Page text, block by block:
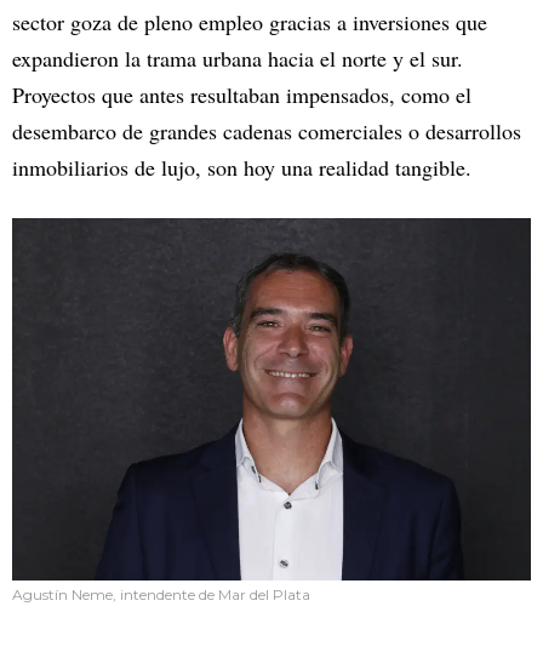
sector goza de pleno empleo gracias a inversiones que
expandieron la trama urbana hacia el norte y el sur.
Proyectos que antes resultaban impensados, como el
desembarco de grandes cadenas comerciales o desarrollos
inmobiliarios de lujo, son hoy una realidad tangible.
Agustín Neme, intendente de Mar del Plata